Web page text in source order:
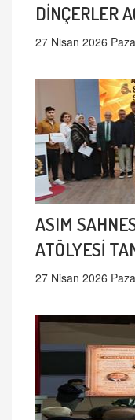
DİNÇERLER
27 Nisan 2026
ASIM
ATÖLYESİ
27 Nisan 2026